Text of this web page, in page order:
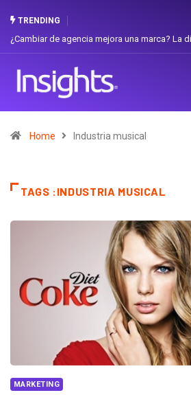
TRENDING
¿Cambiar de agencia mejora una marca? La
Home Industria musical
TAGS :INDUSTRIA MUSICAL
MARKETING